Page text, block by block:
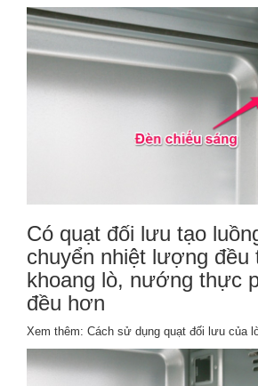
Có quạt đối lưu tạo
chuyển nhiệt lượng đều
khoang lò, nướng thực
đều hơn
Xem thêm: Cách sử dụng quạt đối lưu của